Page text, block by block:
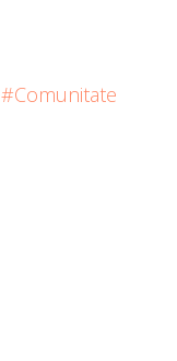
#Comunitate